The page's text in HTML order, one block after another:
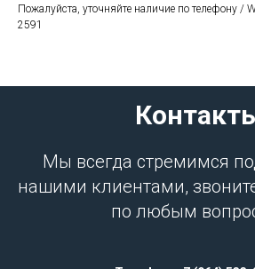
Пожалуйста, уточняйте наличие по телефону /
2591
Мы всегда стремимся
нашими клиентами,
по любым